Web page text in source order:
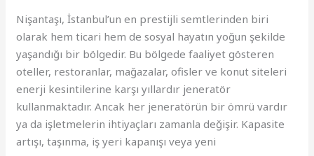
Nişantaşı, İstanbul’un en prestijli semtlerinden biri
olarak hem ticari hem de sosyal hayatın yoğun şekilde
yaşandığı bir bölgedir. Bu bölgede faaliyet gösteren
oteller, restoranlar, mağazalar, ofisler ve konut siteleri
enerji kesintilerine karşı yıllardır jeneratör
kullanmaktadır. Ancak her jeneratörün bir ömrü vardır
ya da işletmelerin ihtiyaçları zamanla değişir. Kapasite
artışı, taşınma, iş yeri kapanışı veya yeni